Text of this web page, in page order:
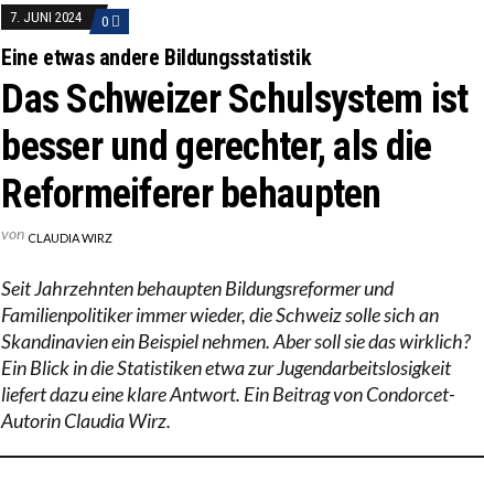
7. JUNI 2024 0
Eine etwas andere Bildungsstatistik
Das Schweizer Schulsystem ist
besser und gerechter, als die
Reformeiferer behaupten
von CLAUDIA WIRZ
Seit Jahrzehnten behaupten Bildungsreformer und
Familienpolitiker immer wieder, die Schweiz solle sich an
Skandinavien ein Beispiel nehmen. Aber soll sie das wirklich?
Ein Blick in die Statistiken etwa zur Jugendarbeitslosigkeit
liefert dazu eine klare Antwort. Ein Beitrag von Condorcet-
Autorin Claudia Wirz.